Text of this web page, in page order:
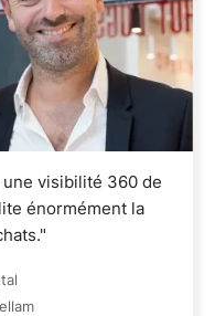
visibilité 360 de
énormément la